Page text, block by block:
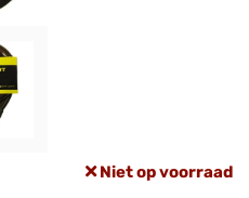
Niet op voorraad